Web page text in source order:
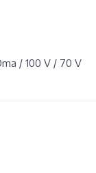
/ 100 V / 70 V